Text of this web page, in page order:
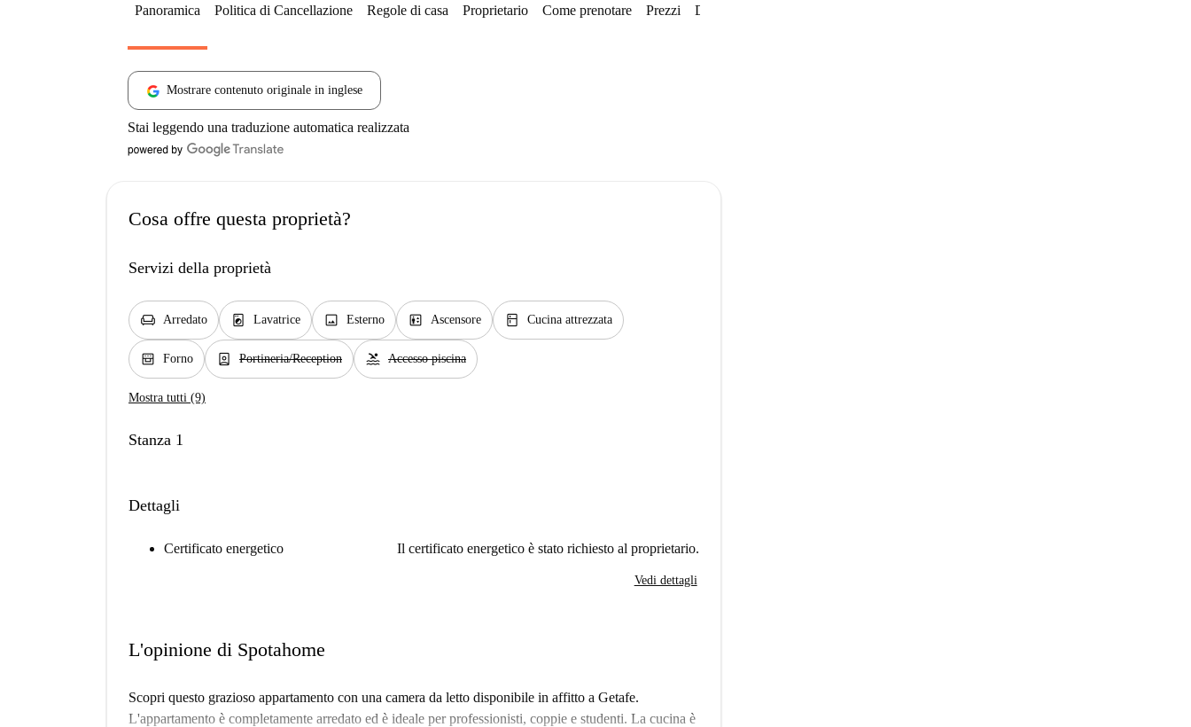
Panoramica Politica di Cancellazione Regole di casa Proprietario Come prenotare Prezzi Disponibilità
Mostrare contenuto originale in inglese
Stai leggendo una traduzione automatica realizzata
Cosa offre questa proprietà?
Servizi della proprietà
chair Arredato local_laundry_service Lavatrice image Esterno elevator Ascensore kitchen Cucina attrezzata
oven_gen Forno person_book Portineria/Reception pool Accesso piscina
Mostra tutti (9)
Stanza 1
Dettagli
Certificato energetico Il certificato energetico è stato richiesto al proprietario.
Vedi dettagli
L'opinione di Spotahome
Scopri questo grazioso appartamento con una camera da letto disponibile in affitto a Getafe.
L'appartamento è completamente arredato ed è ideale per professionisti, coppie e studenti. La cucina è